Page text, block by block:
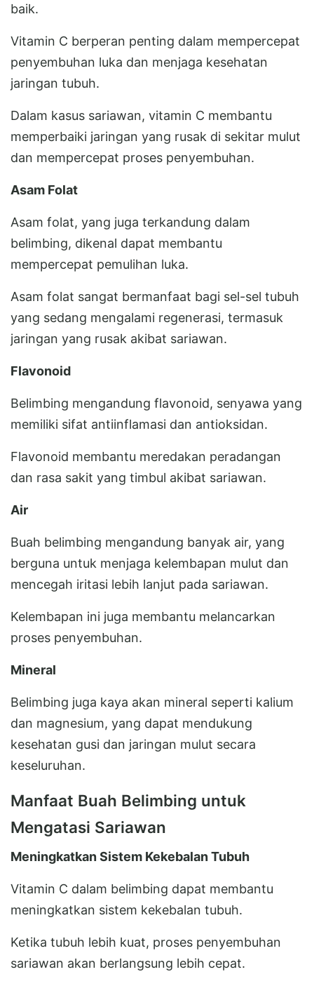
baik.
Vitamin C berperan penting dalam mempercepat
penyembuhan luka dan menjaga kesehatan
jaringan tubuh.
Dalam kasus sariawan, vitamin C membantu
memperbaiki jaringan yang rusak di sekitar mulut
dan mempercepat proses penyembuhan.
Asam Folat
Asam folat, yang juga terkandung dalam
belimbing, dikenal dapat membantu
mempercepat pemulihan luka.
Asam folat sangat bermanfaat bagi sel-sel tubuh
yang sedang mengalami regenerasi, termasuk
jaringan yang rusak akibat sariawan.
Flavonoid
Belimbing mengandung flavonoid, senyawa yang
memiliki sifat antiinflamasi dan antioksidan.
Flavonoid membantu meredakan peradangan
dan rasa sakit yang timbul akibat sariawan.
Air
Buah belimbing mengandung banyak air, yang
berguna untuk menjaga kelembapan mulut dan
mencegah iritasi lebih lanjut pada sariawan.
Kelembapan ini juga membantu melancarkan
proses penyembuhan.
Mineral
Belimbing juga kaya akan mineral seperti kalium
dan magnesium, yang dapat mendukung
kesehatan gusi dan jaringan mulut secara
keseluruhan.
Manfaat Buah Belimbing untuk
Mengatasi Sariawan
Meningkatkan Sistem Kekebalan Tubuh
Vitamin C dalam belimbing dapat membantu
meningkatkan sistem kekebalan tubuh.
Ketika tubuh lebih kuat, proses penyembuhan
sariawan akan berlangsung lebih cepat.